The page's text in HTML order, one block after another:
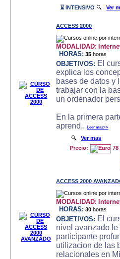
⌛ INTENSIVO 🔍Ver
ACCESS 2000
MODALIDAD:
HORAS: 35 horas
OBJETIVOS: El
explica los
bases de datos y
trabajar con la
un ordenador
En la primera
aprend..Leer mas>>
🔍Ver mas
Precio:
78
ACCESS 2000
MODALIDAD:
HORAS: 30 horas
OBJETIVOS: El
nivel avanzado le
participante
utilizacion de las
relacionales en